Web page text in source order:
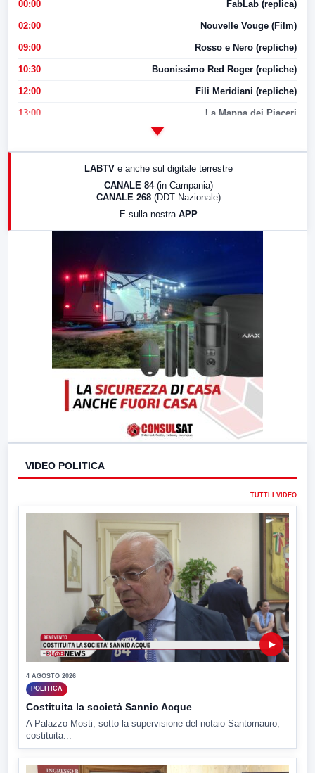
00:00 FabLab (replica)
02:00 Nouvelle Vouge (Film)
09:00 Rosso e Nero (repliche)
10:30 Buonissimo Red Roger (repliche)
12:00 Fili Meridiani (repliche)
13:00 La Mappa dei Piaceri
LABTV e anche sul digitale terrestre
CANALE 84 (in Campania)
CANALE 268 (DDT Nazionale)
E sulla nostra APP
VIDEO POLITICA
TUTTI I VIDEO
▶
4 AGOSTO 2026
POLITICA
Costituita la società Sannio Acque
A Palazzo Mosti, sotto la supervisione del notaio Santomauro,
costituita...